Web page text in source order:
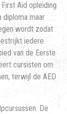
Aid opleiding
diploma maar
wordt zodat
iedere
van de Eerste
cursisten om
terwijl de AED
De